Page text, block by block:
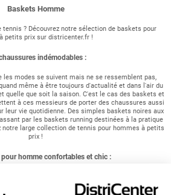
Baskets Homme
tennis ? Découvrez notre sélection de baskets pour
petits prix sur districenter.fr !
indémodables :
les modes se suivent mais ne se ressemblent pas,
même à être toujours d'actualité et dans l'air du
quelle que soit la saison. C'est le cas des baskets et
à ces messieurs de porter des chaussures aussi
leur vie quotidienne. Des simples baskets noires aux
par les baskets running destinées à la pratique
notre large collection de tennis pour hommes à petits
prix !
pour homme confortables et chic :
aux semelles résistantes ? Vous êtes un